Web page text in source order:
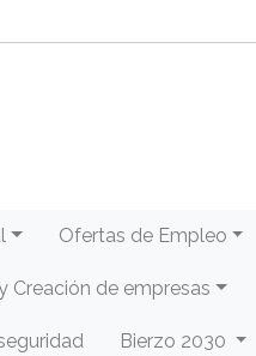
Ofertas de Empleo
Creación de empresas
Bierzo 2030